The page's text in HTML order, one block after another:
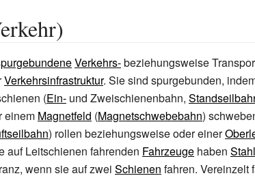
Verkehrs-beziehungsweise
Verkehrsinfrastruktur. Sie sind spurgebunden,
(Ein- und Zweischienenbahn,
einem Magnetfeld (Magnetschwebebahn)
) rollen beziehungsweise oder einer
auf Leitschienen fahrenden Fahrzeuge haben
wenn sie auf zwei Schienen fahren. Vereinzelt